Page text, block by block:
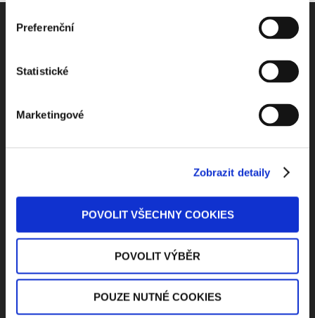
Preferenční
Statistické
Marketingové
Zobrazit detaily
POVOLIT VŠECHNY COOKIES
POVOLIT VÝBĚR
POUZE NUTNÉ COOKIES
Odebírejte Beck-online
toho nejpopulárnějšího obsahu.
Beru na vědomízpracování osobních údajů
ODEBÍRAT NEWSLETTER